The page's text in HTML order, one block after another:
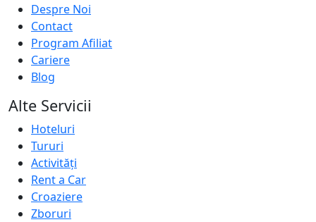
Despre Noi
Contact
Program Afiliat
Cariere
Blog
Alte Servicii
Hoteluri
Tururi
Activități
Rent a Car
Croaziere
Zboruri